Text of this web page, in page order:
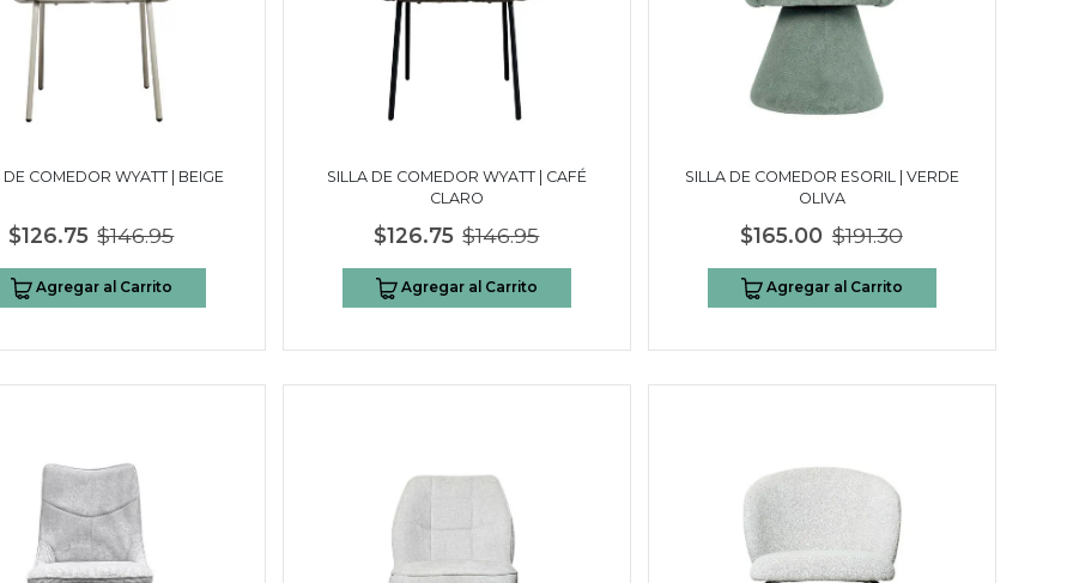
DE COMEDOR WYATT | BEIGE
$126.75 $146.95
Agregar al Carrito
SILLA DE COMEDOR WYATT | CAFÉ
CLARO
$126.75 $146.95
Agregar al Carrito
SILLA DE COMEDOR ESORIL | VERDE
OLIVA
$165.00 $191.30
Agregar al Carrito